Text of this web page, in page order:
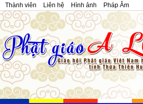
Thành viên Liên hệ Hình ảnh Pháp Âm